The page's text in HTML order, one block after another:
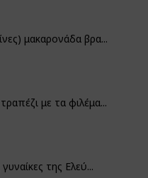
μακαρονάδα βρα...
με τα φιλέμα...
της Ελεύ...